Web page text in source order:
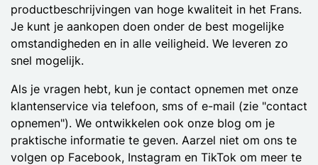
productbeschrijvingen van hoge kwaliteit in het Frans.
Je kunt je aankopen doen onder de best mogelijke
omstandigheden en in alle veiligheid. We leveren zo
snel mogelijk.
Als je vragen hebt, kun je contact opnemen met onze
klantenservice via telefoon, sms of e-mail (zie "contact
opnemen"). We ontwikkelen ook onze blog om je
praktische informatie te geven. Aarzel niet om ons te
volgen op Facebook, Instagram en TikTok om meer te